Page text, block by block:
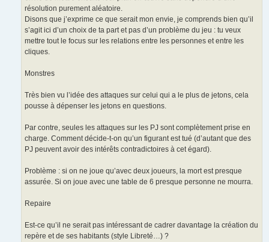
résolution purement aléatoire.
Disons que j’exprime ce que serait mon envie, je comprends bien qu’il
s’agit ici d’un choix de ta part et pas d’un problème du jeu : tu veux
mettre tout le focus sur les relations entre les personnes et entre les
cliques.
Monstres
Très bien vu l’idée des attaques sur celui qui a le plus de jetons, cela
pousse à dépenser les jetons en questions.
Par contre, seules les attaques sur les PJ sont complètement prise en
charge. Comment décide-t-on qu’un figurant est tué (d’autant que des
PJ peuvent avoir des intérêts contradictoires à cet égard).
Problème : si on ne joue qu’avec deux joueurs, la mort est presque
assurée. Si on joue avec une table de 6 presque personne ne mourra.
Repaire
Est-ce qu’il ne serait pas intéressant de cadrer davantage la création du
repère et de ses habitants (style Libreté…) ?